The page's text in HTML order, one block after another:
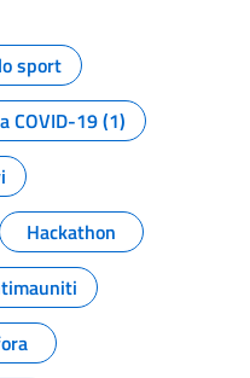
pagina
sport
COVID-19 (1)
Hackathon